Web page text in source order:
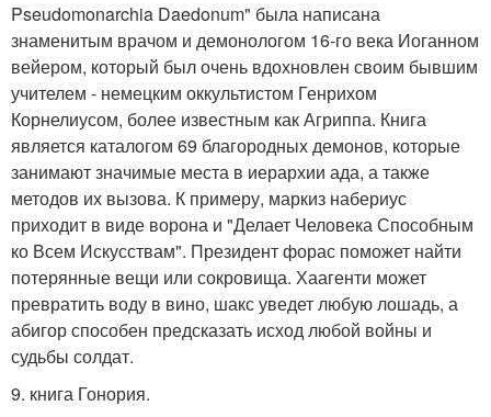
Pseudomonarchia Daedonum" была написана
знаменитым врачом и демонологом 16-го века Иоганном
вейером, который был очень вдохновлен своим бывшим
учителем - немецким оккультистом Генрихом
Корнелиусом, более известным как Агриппа. Книга
является каталогом 69 благородных демонов, которые
занимают значимые места в иерархии ада, а также
методов их вызова. К примеру, маркиз набериус
приходит в виде ворона и "Делает Человека Способным
ко Всем Искусствам". Президент форас поможет найти
потерянные вещи или сокровища. Хаагенти может
превратить воду в вино, шакс уведет любую лошадь, а
абигор способен предсказать исход любой войны и
судьбы солдат.
9. книга Гонория.